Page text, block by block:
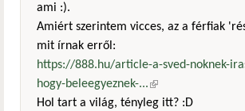
ami :).
Amiért szerintem vicces, az a férfiak
mit írnak erről:
https://888.hu/article-a-sved-noknek-
hogy-beleegyeznek-...(külső hivatkozás)
Hol tart a világ, tényleg itt? :D